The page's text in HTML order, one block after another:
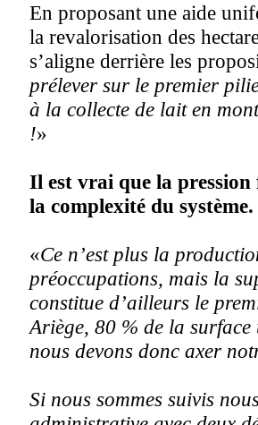
En proposant une aide
la revalorisation des
s’aligne derrière les
prélever sur le premier
à la collecte de lait en
!»
Il est vrai que la pression
la complexité du système.
«Ce n’est plus la
préoccupations, mais la
constitue d’ailleurs le
Ariège, 80 % de la
nous devons donc axer
Si nous sommes suivis